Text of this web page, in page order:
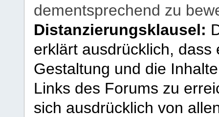
dementsprechend zu
Distanzierungsklausel:
erklärt ausdrücklich,
Gestaltung und die
Links des Forums zu
sich ausdrücklich von